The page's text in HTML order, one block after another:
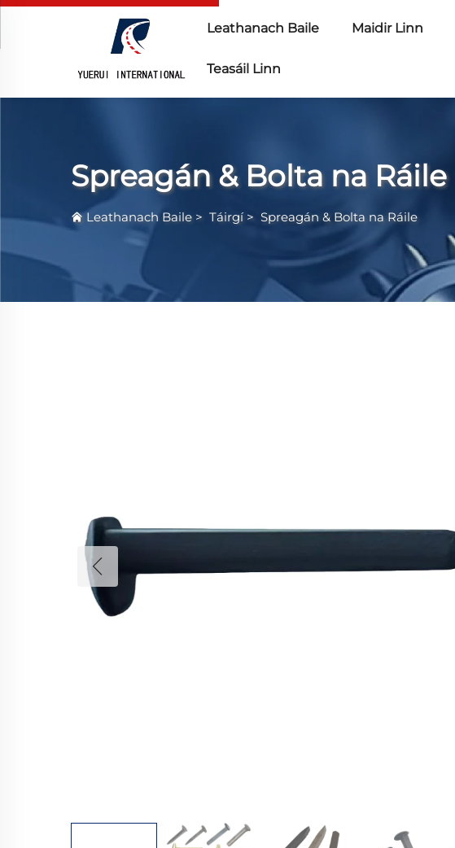
Leathanach Baile Maidir Linn
Teasáil Linn
Spreagán & Bolta na Ráile
Leathanach Baile > Táirgí> Spreagán & Bolta na Ráile